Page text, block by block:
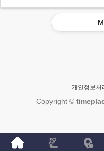
개인정보처
Copyright ©